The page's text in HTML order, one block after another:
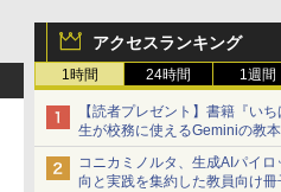
アクセスランキング
1時間 24時間 1週間
【読者プレゼント】書籍『い
生が校務に使えるGeminiの教
様にプレゼント ――応募締切
日（水）まで
コニカミノルタ、生成AIパイ
向と実践を集約した教員向け冊